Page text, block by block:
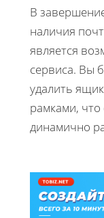
В
наличия
является
сервиса. Вы
удалить
рамками,
динамично